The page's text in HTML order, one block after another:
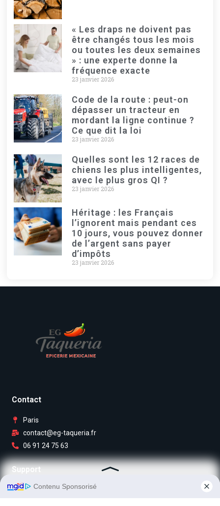
« Les draps ne doivent pas
être changés tous les mois
ou toutes les deux semaines
» : une experte donne la
fréquence exacte
23 janvier 2026
Code de la route : peut-on
dépasser un tracteur en
mordant la ligne continue ?
Ce que dit la loi
23 janvier 2026
Quelles sont les 12 races de
chiens les plus intelligentes,
avec le plus gros QI ?
23 janvier 2026
Héritage : les Français
l’ignorent mais pendant ces
10 jours, vous pouvez donner
de l’argent sans payer
d’impôts
23 janvier 2026
Contact
Paris
contact@eg-taqueria.fr
06 91 24 75 63
Support
Mentions légales